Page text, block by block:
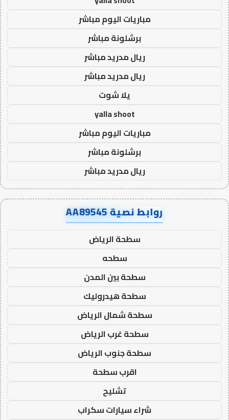
مباريات اليوم مباشر
برشلونة مباشر
ريال مدريد مباشر
ريال مدريد مباشر
يلا شوت
yalla shoot
مباريات اليوم مباشر
برشلونة مباشر
ريال مدريد مباشر
روابط نصية AA89545
سطحة الرياض
سطحه
سطحة بين المدن
سطحة هيدروليك
سطحة شمال الرياض
سطحة غرب الرياض
سطحة جنوب الرياض
اقرب سطحة
تشليح
شراء سيارات سكراب